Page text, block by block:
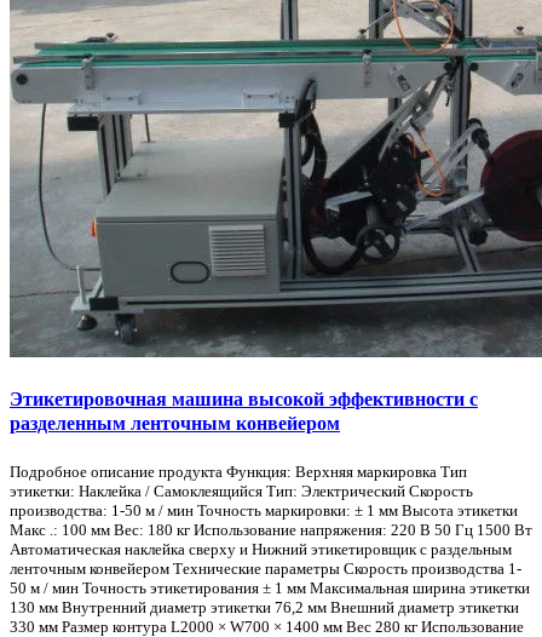
Этикетировочная машина высокой эффективности с
разделенным ленточным конвейером
Подробное описание продукта Функция: Верхняя маркировка Тип
этикетки: Наклейка / Самоклеящийся Тип: Электрический Скорость
производства: 1-50 м / мин Точность маркировки: ± 1 мм Высота этикетки
Макс .: 100 мм Вес: 180 кг Использование напряжения: 220 В 50 Гц 1500 Вт
Автоматическая наклейка сверху и Нижний этикетировщик с раздельным
ленточным конвейером Технические параметры Скорость производства 1-
50 м / мин Точность этикетирования ± 1 мм Максимальная ширина этикетки
130 мм Внутренний диаметр этикетки 76,2 мм Внешний диаметр этикетки
330 мм Размер контура L2000 × W700 × 1400 мм Вес 280 кг Использование